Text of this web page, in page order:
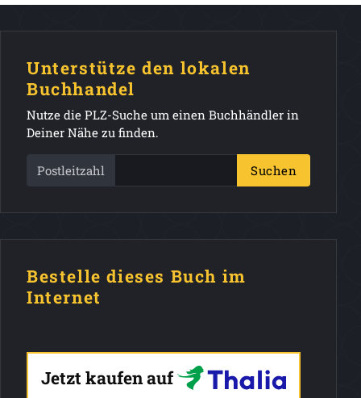
Unterstütze den lokalen
Buchhandel
Nutze die PLZ-Suche um einen Buchhändler in
Deiner Nähe zu finden.
Postleitzahl Suchen
Bestelle dieses Buch im
Internet
Jetzt kaufen auf